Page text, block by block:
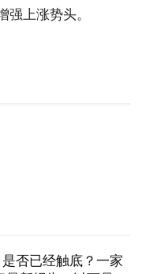
上涨势头。
否已经触底？一家